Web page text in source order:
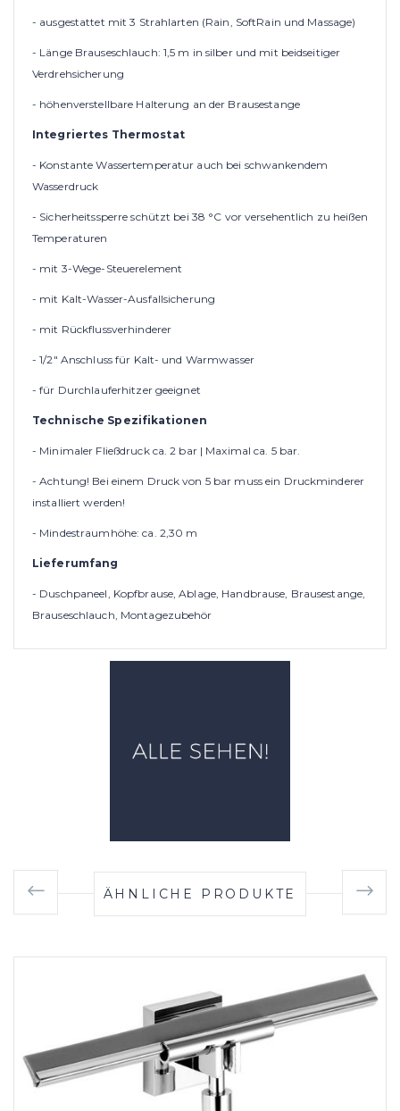
- ausgestattet mit 3 Strahlarten (Rain, SoftRain und Massage)
- Länge Brauseschlauch: 1,5 m in silber und mit beidseitiger
Verdrehsicherung
- höhenverstellbare Halterung an der Brausestange
Integriertes Thermostat
- Konstante Wassertemperatur auch bei schwankendem
Wasserdruck
- Sicherheitssperre schützt bei 38 °C vor versehentlich zu heißen
Temperaturen
- mit 3-Wege-Steuerelement
- mit Kalt-Wasser-Ausfallsicherung
- mit Rückflussverhinderer
- 1/2" Anschluss für Kalt- und Warmwasser
- für Durchlauferhitzer geeignet
Technische Spezifikationen
- Minimaler Fließdruck ca. 2 bar | Maximal ca. 5 bar.
- Achtung! Bei einem Druck von 5 bar muss ein Druckminderer
installiert werden!
- Mindestraumhöhe: ca. 2,30 m
Lieferumfang
- Duschpaneel, Kopfbrause, Ablage, Handbrause, Brausestange,
Brauseschlauch, Montagezubehör
ÄHNLICHE PRODUKTE